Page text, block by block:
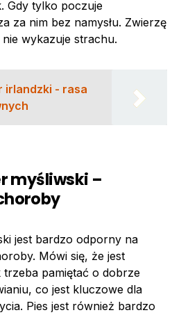
Gdy tylko poczuje
za nim bez namysłu. Zwierzę
wykazuje strachu.
irlandzki - rasa
myśliwski –
jest bardzo odporny na
Mówi się, że jest
trzeba pamiętać o dobrze
co jest kluczowe dla
Pies jest również bardzo